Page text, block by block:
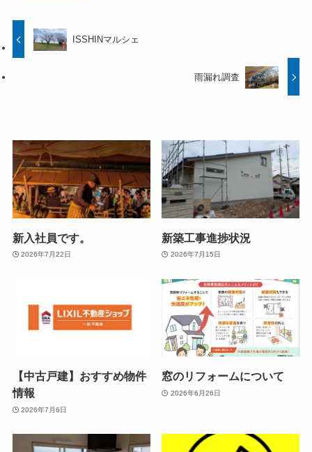
ISSHINマルシェ
雨漏れ調査
新入社員です。
2026年7月22日
新築工事進捗状況
2026年7月15日
【中古戸建】おすすめ物件
情報
2026年7月6日
窓のリフォームについて
2026年6月26日